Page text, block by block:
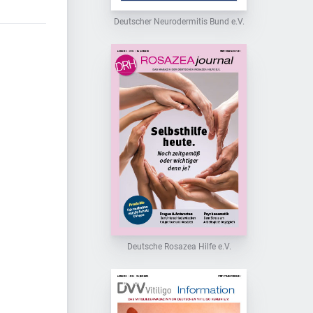
Deutscher Neurodermitis Bund e.V.
Deutsche Rosazea Hilfe e.V.